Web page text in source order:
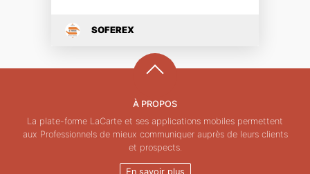
SOFEREX
À PROPOS
La plate-forme LaCarte et ses applications mobiles permettent
aux Professionnels de mieux communiquer auprès de leurs clients
et prospects.
En savoir plus